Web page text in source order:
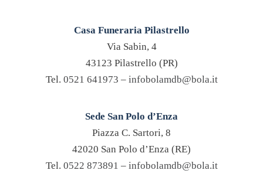
Casa Funeraria Pilastrello
Via Sabin, 4
43123 Pilastrello (PR)
Tel. 0521 641973 – infobolamdb@bola.it
Sede San Polo d’Enza
Piazza C. Sartori, 8
42020 San Polo d’Enza (RE)
Tel. 0522 873891 – infobolamdb@bola.it